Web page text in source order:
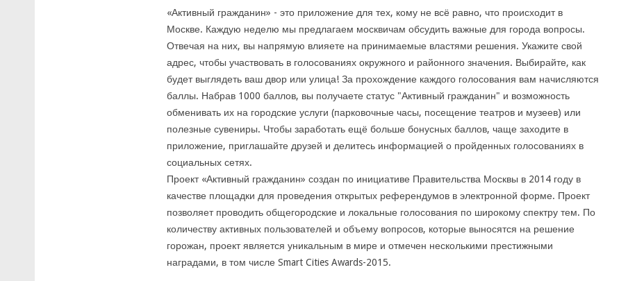
«Активный гражданин» - это приложение для тех, кому не всё равно, что происходит в
Москве. Каждую неделю мы предлагаем москвичам обсудить важные для города вопросы.
Отвечая на них, вы напрямую влияете на принимаемые властями решения. Укажите свой
адрес, чтобы участвовать в голосованиях окружного и районного значения. Выбирайте, как
будет выглядеть ваш двор или улица! За прохождение каждого голосования вам начисляются
баллы. Набрав 1000 баллов, вы получаете статус "Активный гражданин" и возможность
обменивать их на городские услуги (парковочные часы, посещение театров и музеев) или
полезные сувениры. Чтобы заработать ещё больше бонусных баллов, чаще заходите в
приложение, приглашайте друзей и делитесь информацией о пройденных голосованиях в
социальных сетях.
Проект «Активный гражданин» создан по инициативе Правительства Москвы в 2014 году в
качестве площадки для проведения открытых референдумов в электронной форме. Проект
позволяет проводить общегородские и локальные голосования по широкому спектру тем. По
количеству активных пользователей и объему вопросов, которые выносятся на решение
горожан, проект является уникальным в мире и отмечен несколькими престижными
наградами, в том числе Smart Cities Awards-2015.